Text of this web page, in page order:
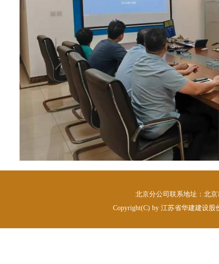
北京分公司联系地址：北
Copyright(C) by 江苏省华建建设